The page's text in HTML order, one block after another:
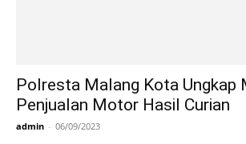
Polresta Malang Kota Ungkap
Penjualan Motor Hasil Curian
admin - 06/09/2023